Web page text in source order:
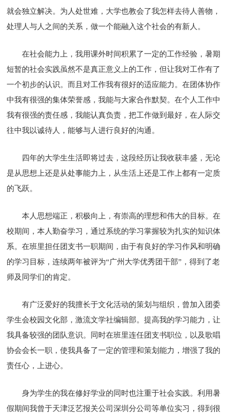
就会独立解决。为人处世难，大学也教会了我怎样去待人善物，
处理人与人之间的关系，做一个能融入这个社会的有新人。
在社会能力上，我用课外时间积累了一定的工作经验，暑期
短暂的社会实践虽然不是真正意义上的工作，但让我对工作有了
一个初步的认识。而且对工作我有很好的适应能力。在团体协作
中我有很强的集体荣誉感，我能与大家合作默契。在个人工作中
我有很强的责任感，我能认真负责，把工作做到最好，在人际交
往中我以诚待人，能够与人进行良好的沟通。
四年的大学生生活即将过去，这段经历让我收获丰盛，无论
是从思想上还是从处事能力上，从生活上还是工作上都有一定质
的飞跃。
本人思想端正，积极向上，有崇高的理想和伟大的目标。在
校期间，本人勤奋学习，通过系统的学习掌握较为扎实的知识体
系。在班里担任团支书一职期间，由于有良好的学习作风和明确
的学习目标，连续两年被评为“广州大学优秀团干部”，得到了老
师及同学们的肯定。
有广泛爱好的我擅长于文化活动的策划与组织，曾加入团委
学生会校园文化部，激流文学社编辑部。提高我的学习能力，让
我具备较强的团队意识。同时在班里连任团支书职位，以及歌唱
协会会长一职，使我具备了一定的管理和策划能力，增强了我的
责任心，上进心。
身为学生的我在修好学业的同时也注重于社会实践。利用暑
假期间我曾于天津泛艺报关公司深圳分公司等单位实习，得到很